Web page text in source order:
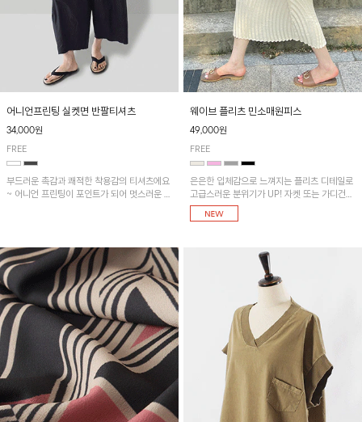
어니언프린팅 실켓면 반팔티셔츠
34,000원
FREE
부드러운 촉감과 쾌적한 착용감의 티셔츠에요
~ 어니언 프린팅이 포인트가 되어 멋스러운 아
웨이브 플리츠 민소매원피스
49,000원
FREE
은은한 입체감으로 느껴지는 플리츠 디테일로
고급스러운 분위기가 UP! 자켓 또는 가디건과
같이 매치해도 잘 어울린답니다!